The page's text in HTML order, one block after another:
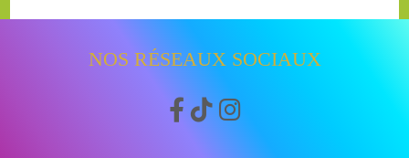
NOS RÉSEAUX SOCIAUX
  